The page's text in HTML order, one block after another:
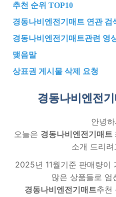
추천 순위 TOP10
경동나비엔전기매트 연관 검
경동나비엔전기매트관련 영
맺음말
상표권 게시물 삭제 요청
경동나비엔전
안녕
오늘은 경동나비엔전기매트
소개 드리
2025년 11월기준 판매량이
많은 상품들로 엄
경동나비엔전기매트추천